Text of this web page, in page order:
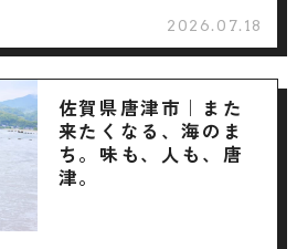
2026.07.18
佐賀県唐津市｜また
来たくなる、海のま
ち。味も、人も、唐
津。